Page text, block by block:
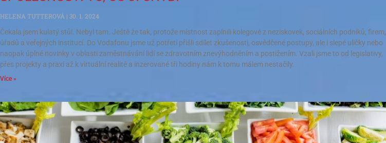
HELENA TUTTEROVÁ
30. 1. 2024
Čekala jsem kulatý stůl. Nebyl tam. Ještě že tak, protože místnost zaplnili kolegové z neziskovek, sociálních podniků, firem,
úřadů a veřejných institucí. Do Vodafonu jsme už potřetí přišli sdílet zkušenosti, osvědčené postupy, ale i slepé uličky nebo
naopak úplné novinky v oblasti zaměstnávání lidí se zdravotním znevýhodněním a postižením. Vzali jsme to od legislativy,
přes projekty a praxi až k virtuální realitě a inzerované tři hodiny nám k tomu málem nestačily.
Více »